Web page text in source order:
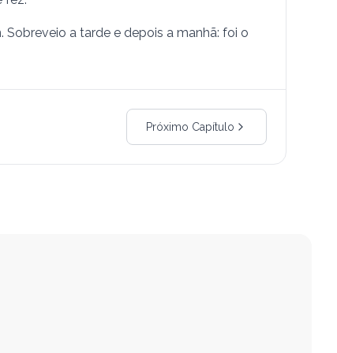
a tarde e depois a manhã: foi o
Próximo Capítulo